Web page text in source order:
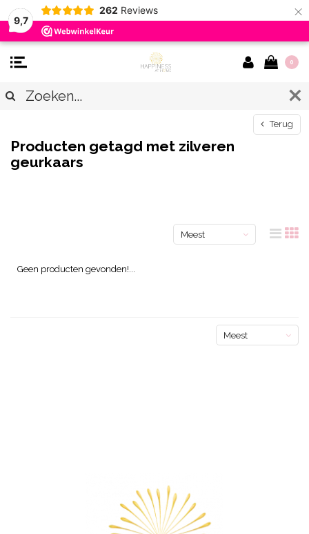
9,7
262 Reviews ×
0
Terug
Producten getagd met zilveren
geurkaars
Meest
Geen producten gevonden!...
Meest